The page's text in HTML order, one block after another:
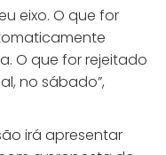
eixo. O que for
O que for rejeitado
no sábado”,
irá apresentar